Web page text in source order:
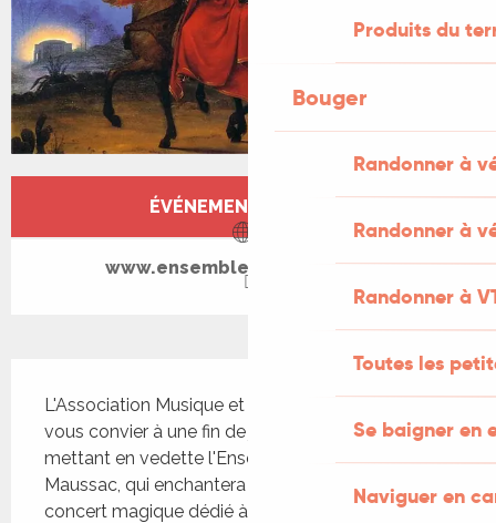
Produits du
Bouger
Randonner à
Randonner à
Randonner à
Toutes les
Se baigner en
Naviguer en
Ouverture et coordonnées
ÉVÉNEMENT TERMINÉ
www.ensemble-de-maussac.fr
L'Association Musique et Paroles 46 a le plaisir de
vous convier à une fin de journée exceptionnelle
mettant en vedette l'Ensemble vocal de
Maussac, qui enchantera vos sens lors d'un
concert magique dédié à la célébration de Noël.